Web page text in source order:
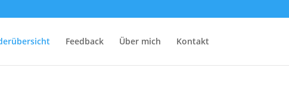
Feedback Über mich Kontakt